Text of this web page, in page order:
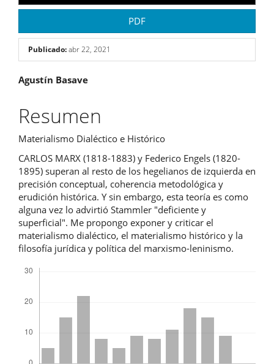
PDF
Publicado:abr 22, 2021
Contenido
principal
del
artículo
Agustín Basave
Resumen
Materialismo Dialéctico e Histórico
CARLOS MARX (1818-1883) y Federico Engels (1820-
1895) superan al resto de los hegelianos de izquierda en
precisión conceptual, coherencia metodológica y
erudición histórica. Y sin embargo, esta teoría es como
alguna vez lo advirtió Stammler "deficiente y
superficial". Me propongo exponer y criticar el
materialismo dialéctico, el materialismo histórico y la
filosofía jurídica y política del marxismo-leninismo.